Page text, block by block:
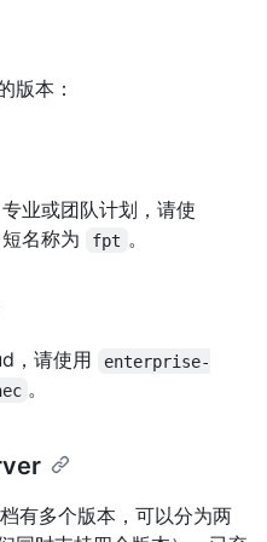
版本：
业或团队计划，请使
名称为 fpt 。
，请使用
enterprise-
。
有多个版本，可以分为两